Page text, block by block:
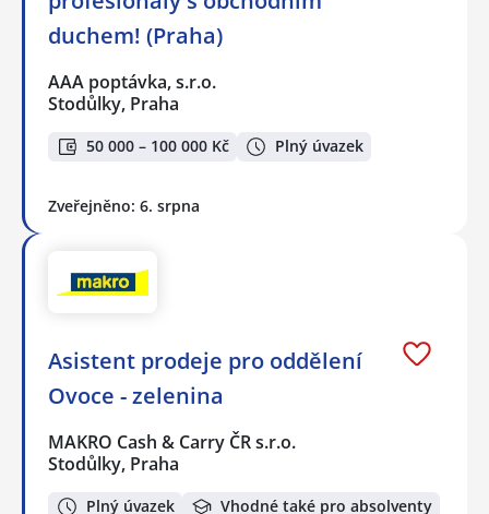
duchem! (Praha)
AAA poptávka, s.r.o.
Stodůlky, Praha
50 000 – 100 000 Kč Plný úvazek
Zveřejněno: 6. srpna
Asistent prodeje pro oddělení
Ovoce - zelenina
MAKRO Cash & Carry ČR s.r.o.
Stodůlky, Praha
Plný úvazek Vhodné také pro absolventy